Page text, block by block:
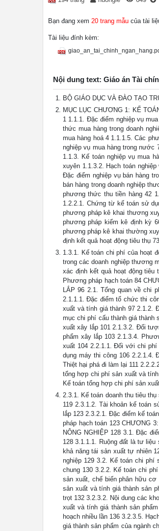
Bạn đang xem 20 trang mẫu của tài
Tài liệu đính kèm:
Nội dung text: Giáo án Tài
BỘ GIÁO DỤC VÀ ĐÀO TẠO
MỤC LỤC CHƯƠNG 1: KẾ
1 1.1.1. Đặc điểm nghiệp vụ
thức mua hàng trong doanh
mua hàng hoá 4 1.1.1.5. Các
nghiệp vụ mua hàng trong nước
1.1.3. Kế toán nghiệp vụ mua
xuyên 1.1.3.2. Hạch toán
Đặc điểm nghiệp vụ bán hàng
bán hàng trong doanh nghiệp
phương thức thu tiền hàng 42
1.2.2.1. Chứng từ kế toán sử
phương pháp kê khai thương
phương pháp kiểm kê định kỳ
phương pháp kê khai thường
định kết quả hoạt động tiêu thụ 73
1.3.1. Kế toán chi phí của hoạt
trong các doanh nghiệp thương
xác định kết quả hoạt động tiêu
Phương pháp hạch toán 84
LẮP 96 2.1. Tổng quan về chi
2.1.1.1. Đặc điểm tổ chức thi
xuất và tính giá thành 97 2.1.2.
mục chi phí cấu thành giá thành
xuất xây lắp 101 2.1.3.2. Đối
phẩm xây lắp 103 2.1.3.4.
xuất 104 2.2.1.1. Đối với chi
dụng máy thi công 106 2.2.1.4.
Thiệt hại phá đi làm lại 111
tổng hợp chi phí sản xuất và
Kế toán tổng hợp chi phí sản
2.3.1. Kế toán doanh thu tiêu
119 2.3.1.2. Tài khoản kế toán
lắp 123 2.3.2.1. Đặc điểm kế
pháp hạch toán 123 CHƯƠNG
NÔNG NGHIỆP 128 3.1. Đặc
128 3.1.1.1. Ruộng đất là tư liệu
khả năng tái sản xuất tự nhiên
nghiệp 129 3.2. Kế toán chi phí
chung 130 3.2.2. Kế toán chi
sản xuất, chế biến phân hữu
sản xuất và tính giá thành sản
trọt 132 3.2.3.2. Nội dung các
xuất và tính giá thành sản
hoạch nhiều lần 136 3.2.3.5.
giá thành sản phẩm của ngành